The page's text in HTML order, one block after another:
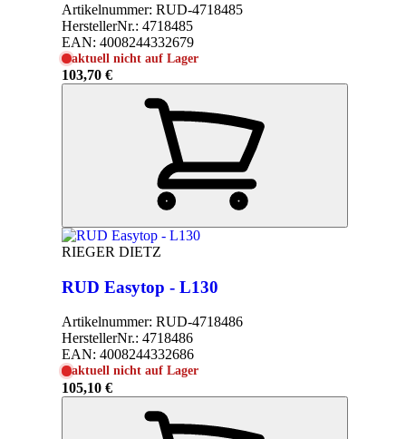
Artikelnummer: RUD-4718485
HerstellerNr.: 4718485
EAN: 4008244332679
aktuell nicht auf Lager
103,70 €
RIEGER DIETZ
RUD Easytop - L130
Artikelnummer: RUD-4718486
HerstellerNr.: 4718486
EAN: 4008244332686
aktuell nicht auf Lager
105,10 €